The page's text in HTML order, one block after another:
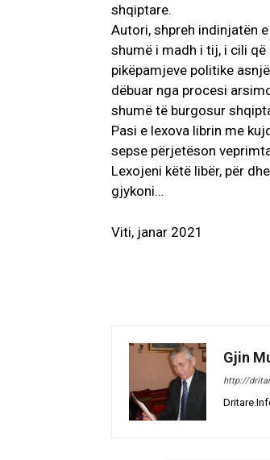
shqiptare.
Autori, shpreh indinjatën
shumë i madh i tij, i cili
pikëpamjeve politike
dëbuar nga procesi
shumë të burgosur
Pasi e lexova librin me
sepse përjetëson
Lexojeni këtë libër, për
gjykoni…
Viti, janar 2021
Gjin
http://